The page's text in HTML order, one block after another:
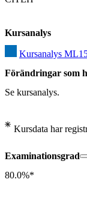
Kursanalys
Kursanalys
Förändringar som
Se kursanalys.
Kursdata har
Examinationsgrad
80.0%*